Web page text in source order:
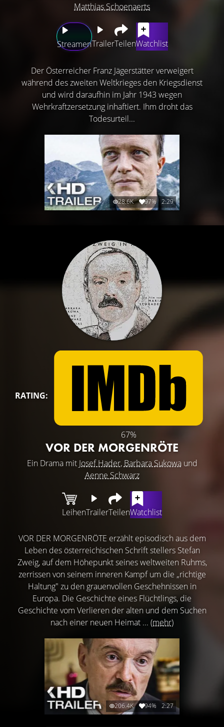
Matthias Schoenaerts
StreamenTrailerTeilenWatchlist
Der Österreicher Franz Jägerstätter verweigert
während des zweiten Weltkrieges den Kriegsdienst
und wird daraufhin im Jahr 1943 wegen
Wehrkraftzersetzung inhaftiert. Ihm droht das
Todesurteil...
28.6K 97% 2:29
RATING:
67%
VOR DER MORGENRÖTE
Ein Drama mit Josef Hader, Barbara Sukowaund
Aenne Schwarz
LeihenTrailerTeilenWatchlist
VOR DER MORGENRÖTE erzählt episodisch aus dem
Leben des österreichischen Schrift stellers Stefan
Zweig, auf dem Höhepunkt seines weltweiten Ruhms,
zerrissen von seinem inneren Kampf um die „richtige
Haltung" zu den grauenvollen Geschehnissen in
Europa. Die Geschichte eines Flüchtlings, die
Geschichte vom Verlieren der alten und dem Suchen
nach einer neuen Heimat ... (mehr)
206.4K 94% 2:27